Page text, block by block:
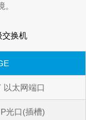
以太网端口
光口(插槽)